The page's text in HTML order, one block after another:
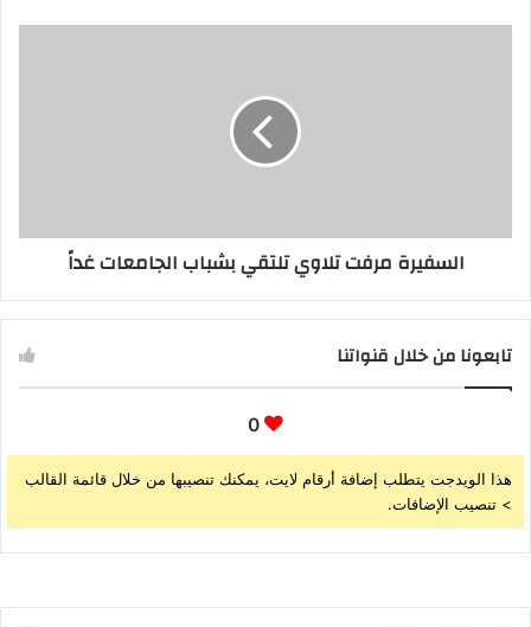
السفيرة مرفت تلاوي تلتقي بشباب الجامعات غداً
تابعونا من خلال قنواتنا
0
هذا الويدجت يتطلب إضافة أرقام لايت، يمكنك تنصيبها من خلال قائمة القالب
> تنصيب الإضافات.